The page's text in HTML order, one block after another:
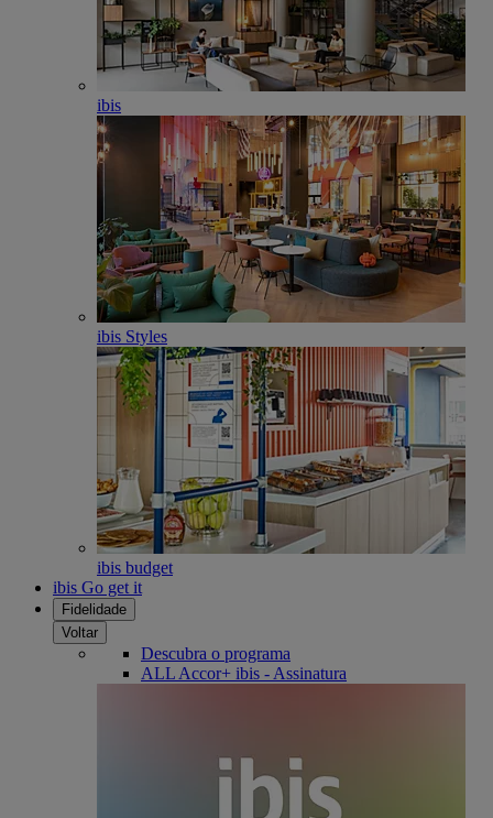
ibis
ibis Styles
ibis budget
ibis Go get it
Fidelidade
Voltar
Descubra o programa
ALL Accor+ ibis - Assinatura